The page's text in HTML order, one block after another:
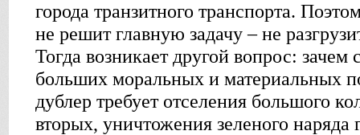
города транзитного транспорта.
не решит главную задачу – не
Тогда возникает другой вопрос: зачем
больших моральных и материальных
дублер требует отселения большого
вторых, уничтожения зеленого наряда